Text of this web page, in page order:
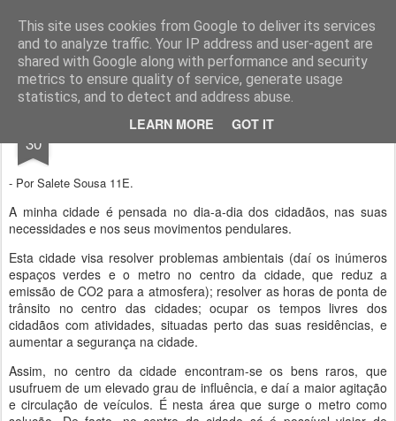
This site uses cookies from Google to deliver its services
and to analyze traffic. Your IP address and user-agent are
shared with Google along with performance and security
metrics to ensure quality of service, generate usage
statistics, and to detect and address abuse.
LEARN MORE GOT IT
Geopalavras
canal800 clique ZapCanal
30 Cidade Quadris.
- Por Salete Sousa 11E.
A minha cidade é pensada no dia-a-dia dos cidadãos, nas suas
necessidades e nos seus movimentos pendulares.
Esta cidade visa resolver problemas ambientais (daí os inúmeros
espaços verdes e o metro no centro da cidade, que reduz a
emissão de CO2 para a atmosfera); resolver as horas de ponta de
trânsito no centro das cidades; ocupar os tempos livres dos
cidadãos com atividades, situadas perto das suas residências, e
aumentar a segurança na cidade.
Assim, no centro da cidade encontram-se os bens raros, que
usufruem de um elevado grau de influência, e daí a maior agitação
e circulação de veículos. É nesta área que surge o metro como